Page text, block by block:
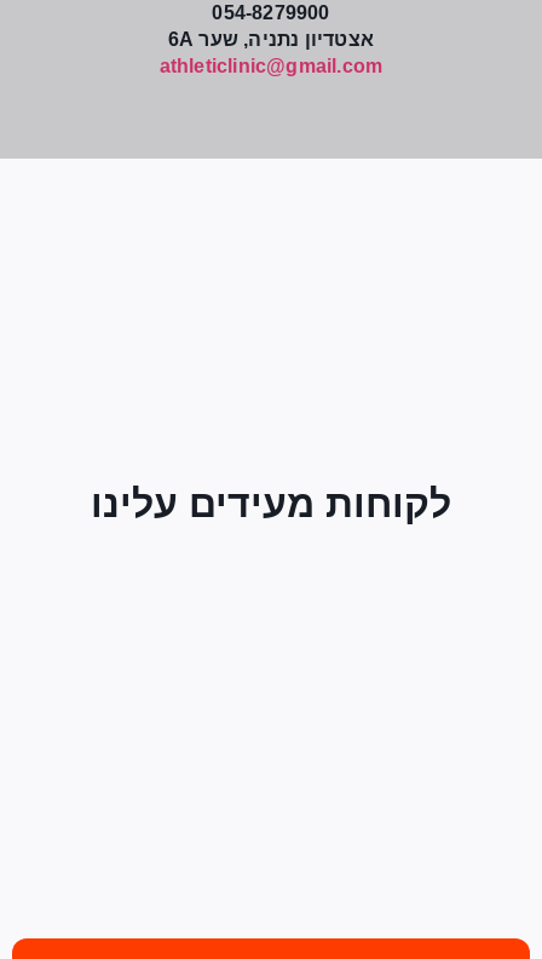
054-8279900
אצטדיון נתניה, שער 6A
athleticlinic@gmail.com
לקוחות מעידים עלינו